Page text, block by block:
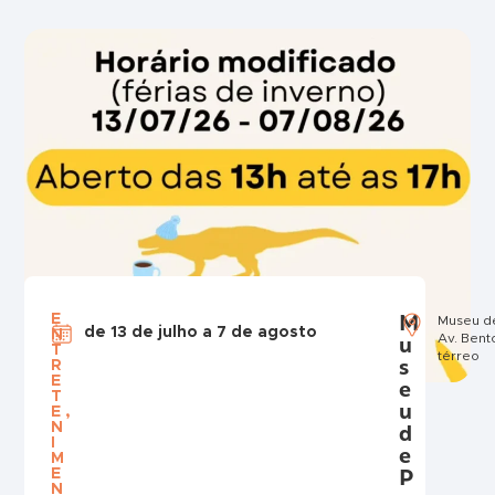
E
N
T
R
E
T
E
N
M
E
N
,
de 13 de julho a 7 de agosto
M
u
s
e
u
d
e
P
Museu
Av.
térreo